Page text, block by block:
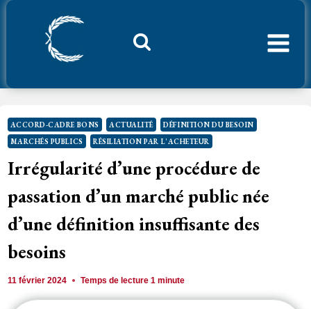
Aller
ACCORD-CADRE BONS ACTUALITÉ
DÉFINITION DU BESOIN
MARCHÉS PUBLICS
RÉSILIATION PAR L'ACHETEUR
Irrégularité d’une procédure de
passation d’un marché public née
d’une définition insuffisante des
besoins
11 février 2024 Temps de lecture1 minute